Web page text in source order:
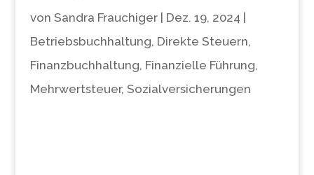
von Sandra Frauchiger| Dez. 19, 2024
Betriebsbuchhaltung, Direkte Steuern,
Finanzbuchhaltung, Finanzielle Führung,
Mehrwertsteuer, Sozialversicherungen